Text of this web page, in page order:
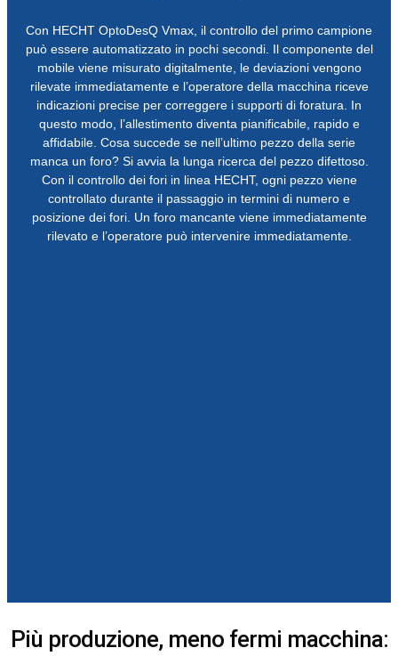
Con HECHT OptoDesQ Vmax, il controllo del primo campione
può essere automatizzato in pochi secondi. Il componente del
mobile viene misurato digitalmente, le deviazioni vengono
rilevate immediatamente e l’operatore della macchina riceve
indicazioni precise per correggere i supporti di foratura. In
questo modo, l’allestimento diventa pianificabile, rapido e
affidabile. Cosa succede se nell’ultimo pezzo della serie
manca un foro? Si avvia la lunga ricerca del pezzo difettoso.
Con il controllo dei fori in linea HECHT, ogni pezzo viene
controllato durante il passaggio in termini di numero e
posizione dei fori. Un foro mancante viene immediatamente
rilevato e l’operatore può intervenire immediatamente.
Più produzione, meno fermi macchina: